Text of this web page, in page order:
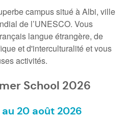
campus situé à Albi, ville
de l’UNESCO. Vous
langue étrangère, de
et d'interculturalité et vous
activités.
School 2026
20 août 2026